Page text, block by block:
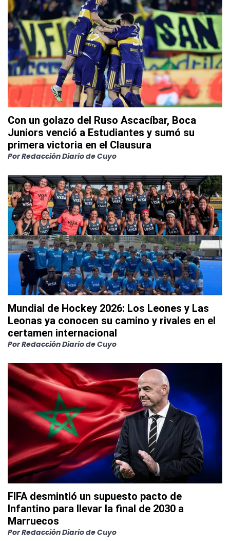
Con un golazo del Ruso Ascacíbar, Boca
Juniors venció a Estudiantes y sumó su
primera victoria en el Clausura
PorRedacción Diario de Cuyo
Mundial de Hockey 2026: Los Leones y Las
Leonas ya conocen su camino y rivales en el
certamen internacional
PorRedacción Diario de Cuyo
FIFA desmintió un supuesto pacto de
Infantino para llevar la final de 2030 a
Marruecos
PorRedacción Diario de Cuyo